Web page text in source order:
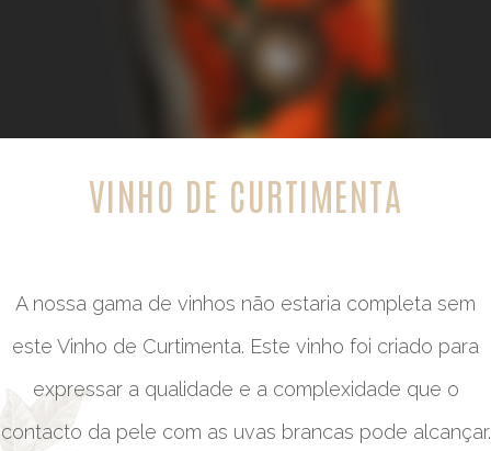
VINHO DE CURTIMENTA
A nossa gama de vinhos não estaria completa sem
este Vinho de Curtimenta. Este vinho foi criado para
expressar a qualidade e a complexidade que o
contacto da pele com as uvas brancas pode alcançar.